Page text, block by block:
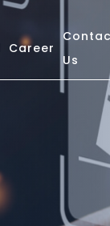
Career
Us